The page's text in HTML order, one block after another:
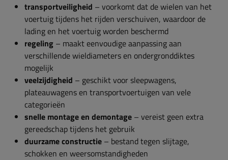
transportveiligheid – voorkomt dat de wielen van het
voertuig tijdens het rijden verschuiven, waardoor de
lading en het voertuig worden beschermd
regeling – maakt eenvoudige aanpassing aan
verschillende wieldiameters en ondergronddiktes
mogelijk
veelzijdigheid – geschikt voor sleepwagens,
plateauwagens en transportvoertuigen van vele
categorieën
snelle montage en demontage – vereist geen extra
gereedschap tijdens het gebruik
duurzame constructie – bestand tegen slijtage,
schokken en weersomstandigheden